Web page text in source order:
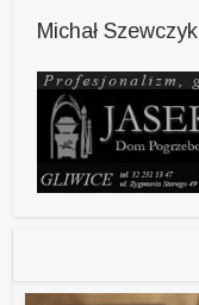
Michał Szewczyk